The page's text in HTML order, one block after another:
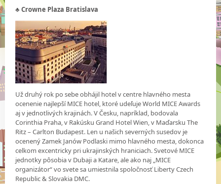
♣ Crowne Plaza Bratislava
Už druhý rok po sebe obhájil hotel v centre hlavného mesta
ocenenie najlepší MICE hotel, ktoré udeľuje World MICE Awards
aj v jednotlivých krajinách. V Česku, napríklad, bodovala
Corinthia Praha, v Rakúsku Grand Hotel Wien, v Maďarsku The
Ritz – Carlton Budapest. Len u našich severných susedov je
ocenený Zamek Janów Podlaski mimo hlavného mesta, dokonca
celkom excentricky pri ukrajinských hraniciach. Svetové MICE
jednotky pôsobia v Dubaji a Katare, ale ako naj „MICE
organizátor“ vo svete sa umiestnila spoločnosť Liberty Czech
Republic & Slovakia DMC.